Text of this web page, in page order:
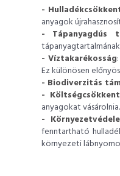
-
anyagok
- Tápanyagdús
- Víztakarékosság
Ez különösen
- Biodiverzitás
-
anyagokat vásárolnia.
-
fenntartható
környezeti